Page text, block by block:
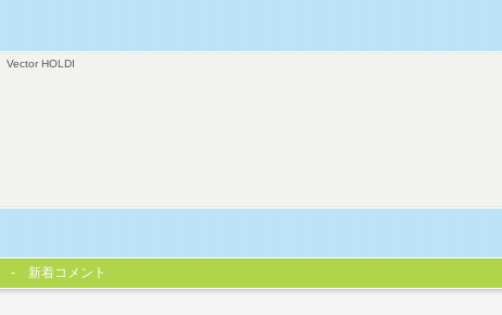
Vector HOLDI
新着コメント